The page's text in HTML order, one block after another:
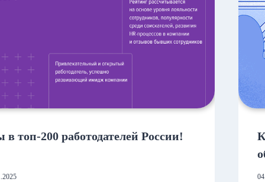
топ-200 работодателей России!